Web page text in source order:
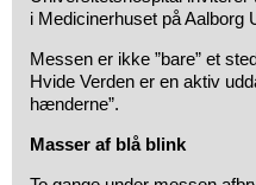
i Medicinerhuset på Aalborg
Messen er ikke ”bare” et
Hvide Verden er en aktiv
hænderne”.
Masser af blå blink